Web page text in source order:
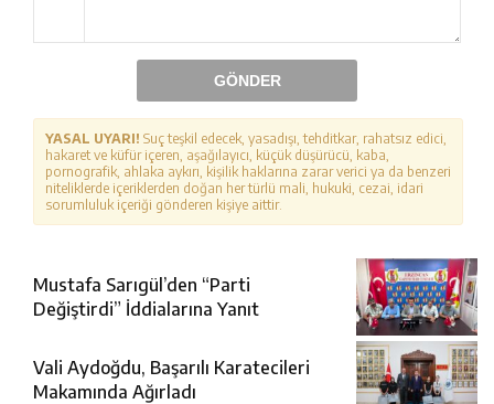
GÖNDER
YASAL UYARI! Suç teşkil edecek, yasadışı, tehditkar, rahatsız edici,
hakaret ve küfür içeren, aşağılayıcı, küçük düşürücü, kaba,
pornografik, ahlaka aykırı, kişilik haklarına zarar verici ya da benzeri
niteliklerde içeriklerden doğan her türlü mali, hukuki, cezai, idari
sorumluluk içeriği gönderen kişiye aittir.
Mustafa Sarıgül’den “Parti
Değiştirdi” İddialarına Yanıt
Vali Aydoğdu, Başarılı Karatecileri
Makamında Ağırladı